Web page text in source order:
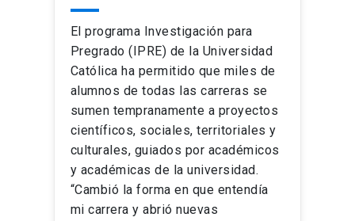
El programa Investigación para
Pregrado (IPRE) de la Universidad
Católica ha permitido que miles de
alumnos de todas las carreras se
sumen tempranamente a proyectos
científicos, sociales, territoriales y
culturales, guiados por académicos
y académicas de la universidad.
“Cambió la forma en que entendía
mi carrera y abrió nuevas